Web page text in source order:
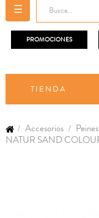
Navegación
de
palanca
☰
PROMOCIONES
TIENDA
Accesorios Peines
NATUR SAND